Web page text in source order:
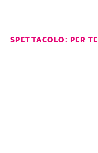
SPETTACOLO: PER TE